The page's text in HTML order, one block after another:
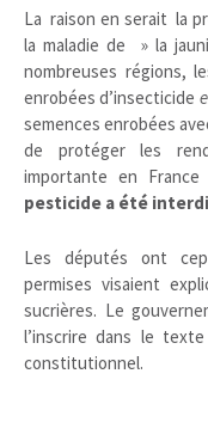
La raison en serait la
la maladie de » la
nombreuses régions,
enrobées d’insecticide
semences enrobées
de protéger les
importante en
pesticide a été
Les députés ont
permises visaient
sucrières. Le
l’inscrire dans le
constitutionnel.